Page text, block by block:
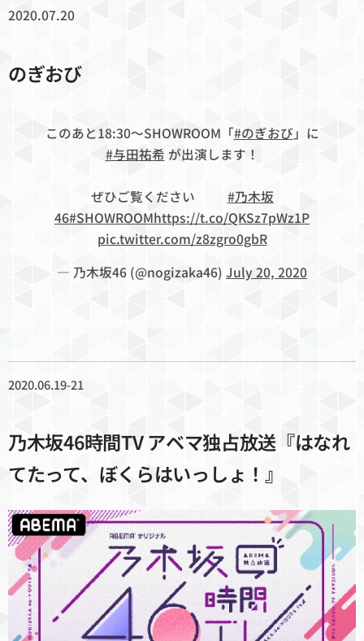
2020.07.20
のぎおび
このあと18:30〜SHOWROOM「#のぎおび 」に
#与田祐希 が出演します！
ぜひご覧ください🍠🐐 #乃木坂
46#SHOWROOMhttps://t.co/QKSz7pWz1P
pic.twitter.com/z8zgro0gbR
— 乃木坂46 (@nogizaka46) July 20, 2020
2020.06.19-21
乃木坂46時間TV アベマ独占放送『はなれ
てたって、ぼくらはいっしょ！』